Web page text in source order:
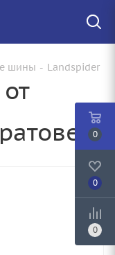
шины - Landspider
0
0
0